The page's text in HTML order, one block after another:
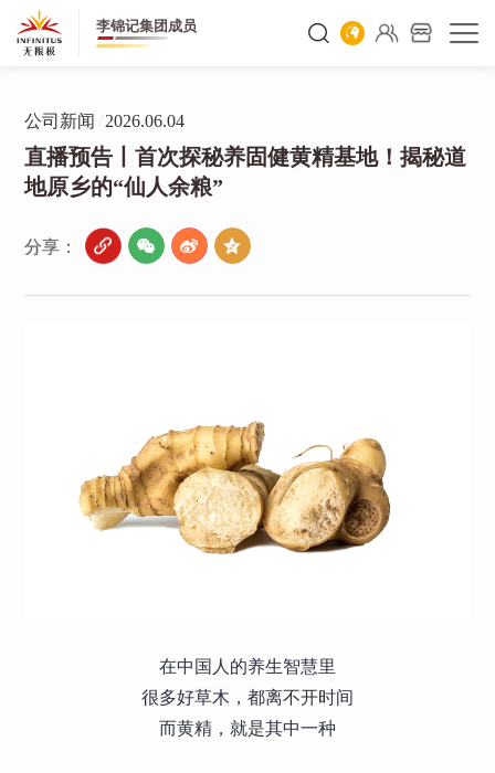
李锦记集团成员
公司新闻 /2026.06.04
直播预告丨首次探秘养固健黄精基地！揭秘道
地原乡的“仙人余粮”
分享：
在中国人的养生智慧里
很多好草木，都离不开时间
而黄精，就是其中一种